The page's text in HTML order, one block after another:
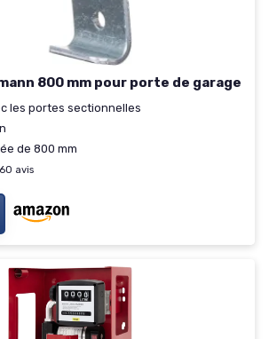
800 mm pour porte de garage
les portes sectionnelles
de 800 mm
60 avis